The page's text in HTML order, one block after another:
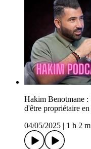
Hakim Benotmane
d'être propriétaire
04/05/2025
1 h 2